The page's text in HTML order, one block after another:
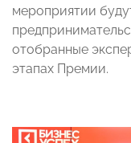
мероприятии
отобранные
этапах Премии.